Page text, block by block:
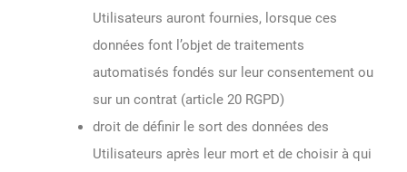
Utilisateurs auront fournies, lorsque ces
données font l’objet de traitements
automatisés fondés sur leur consentement ou
sur un contrat (article 20 RGPD)
droit de définir le sort des données des
Utilisateurs après leur mort et de choisir à qui